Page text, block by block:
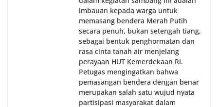
imbauan kepada warga untuk
memasang bendera Merah Putih
secara penuh, bukan setengah tiang,
sebagai bentuk penghormatan dan
rasa cinta tanah air menjelang
perayaan HUT Kemerdekaan RI.
Petugas mengingatkan bahwa
pemasangan bendera dengan benar
merupakan salah satu wujud nyata
partisipasi masyarakat dalam